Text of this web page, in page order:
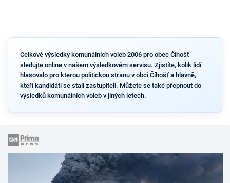
Celkové výsledky komunálních voleb 2006 pro obec Číhošť
sledujte online v našem výsledkovém servisu. Zjistíte, kolik lidí
hlasovalo pro kterou politickou stranu v obci Číhošť a hlavně,
kteří kandidáti se stali zastupiteli. Můžete se také přepnout do
výsledků komunálních voleb v jiných letech.